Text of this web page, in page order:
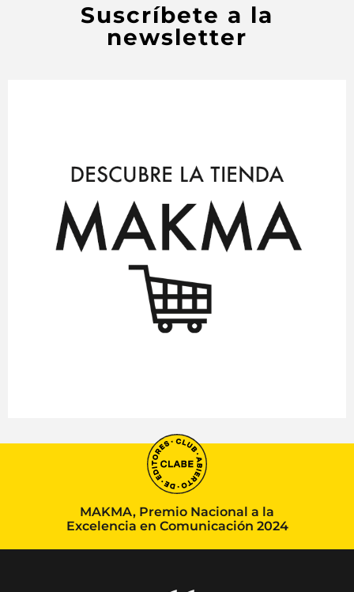
Suscríbete a la
newsletter
MAKMA, Premio Nacional a la
Excelencia en Comunicación 2024